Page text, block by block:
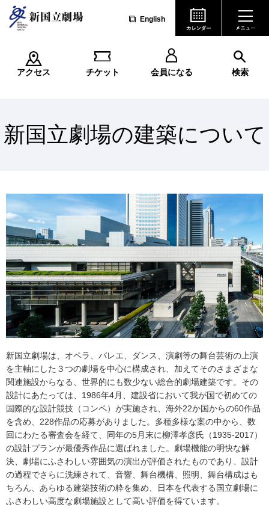
English
アクセス チケット 会員になる 検索
新国立劇場の建築について
新国立劇場は、オペラ、バレエ、ダンス、演劇等の舞台芸術の上演
を主軸にした３つの劇場を中心に構成され、加えてそのさまざまな
関連施設からなる、世界的にも数少ない総合的劇場建築です。その
設計にあたっては、1986年4月、建設省において我が国で初めての
国際的な設計競技（コンペ）が実施され、海外22か国からの60作品
を含め、228作品の応募がありました。多種多様な案の中から、数
回にわたる審査会を経て、同年の5月末に柳澤孝彦氏（1935-2017）
の設計プランが最優秀作品に選ばれました。劇場機能の明快な解
決、劇場にふさわしい雰囲気の演出が評価されたものであり、設計
の過程でさらに洗練されて、音響、舞台機構、照明、舞台構成はも
ちろん、あらゆる建築技術の粋を集め、日本を代表する国立劇場に
ふさわしい高度な劇場施設として高い評価を得ています。